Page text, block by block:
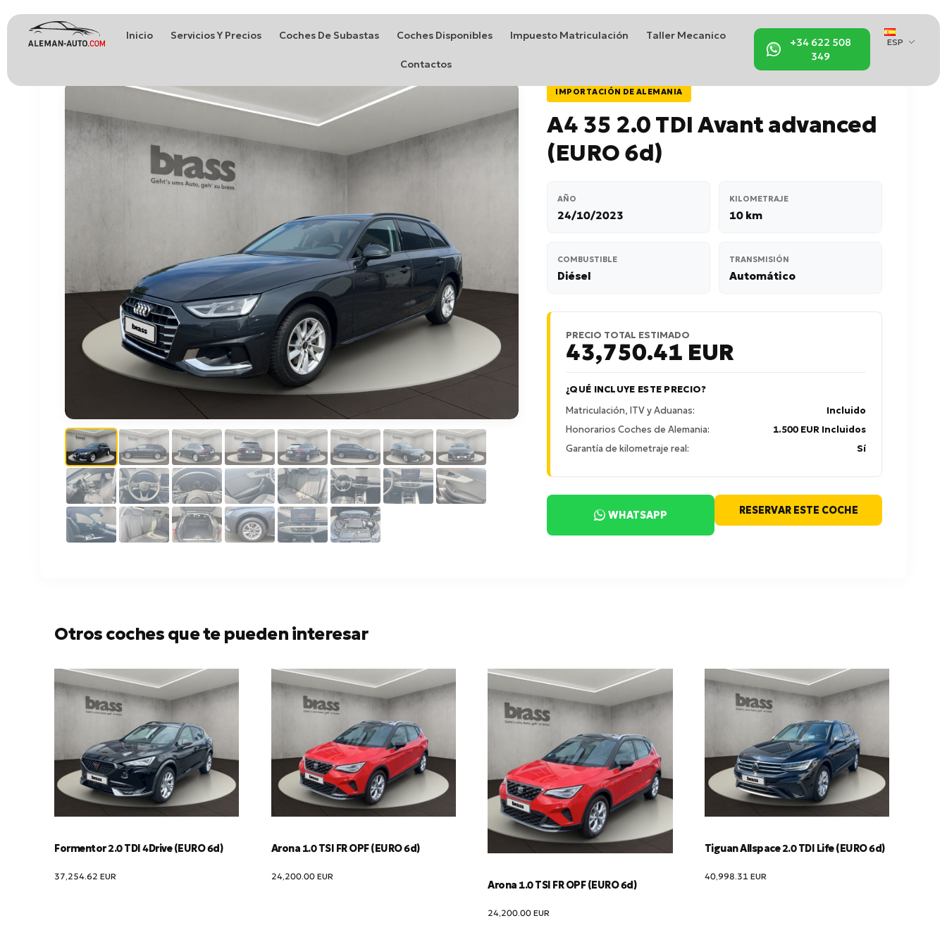
Inicio Servicios Y Precios Coches De Subastas Coches Disponibles Impuesto Matriculación Taller Mecanico
Contactos
+34 622 508
349
ESP
IMPORTACIÓN DE ALEMANIA
A4 35 2.0 TDI Avant advanced
(EURO 6d)
AÑO
24/10/2023
KILOMETRAJE
10 km
COMBUSTIBLE
Diésel
TRANSMISIÓN
Automático
PRECIO TOTAL ESTIMADO
43,750.41 EUR
¿QUÉ INCLUYE ESTE PRECIO?
Matriculación, ITV y Aduanas:
Incluido
Honorarios Coches de Alemania:
1.500 EUR Incluidos
Garantía de kilometraje real:
Sí
WHATSAPP RESERVAR ESTE COCHE
Otros coches que te pueden interesar
Formentor 2.0 TDI 4Drive (EURO 6d)
37,254.62 EUR
Arona 1.0 TSI FR OPF (EURO 6d)
24,200.00 EUR
Arona 1.0 TSI FR OPF (EURO 6d)
24,200.00EUR
Tiguan Allspace 2.0 TDI Life (EURO 6d)
40,998.31 EUR